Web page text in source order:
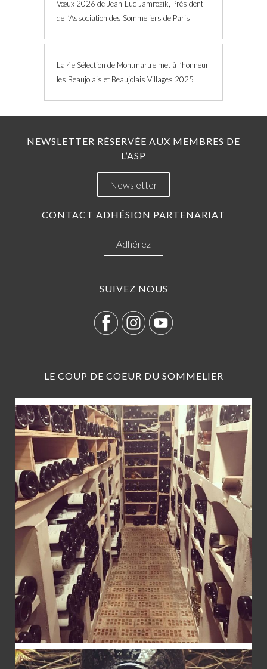
Vœux 2026 de Jean-Luc Jamrozik, Président
de l’Association des Sommeliers de Paris
La 4e Sélection de Montmartre met à l’honneur
les Beaujolais et Beaujolais Villages 2025
NEWSLETTER RÉSERVÉE AUX MEMBRES DE
L’ASP
Newsletter
CONTACT ADHÉSION PARTENARIAT
Adhérez
SUIVEZ NOUS
LE COUP DE COEUR DU SOMMELIER